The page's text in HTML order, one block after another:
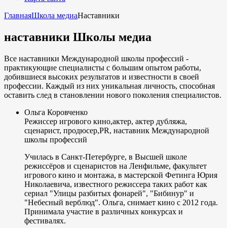
ГлавнаяШкола медиаНаставники
наставники Школы медиа
Все наставники Международной школы профессий -
практикующие специалисты с большим опытом работы,
добившиеся высоких результатов и известности в своей
профессии. Каждый из них уникальная личность, способная
оставить след в становлении нового поколения специалистов.
Ольга Коровченко
Режиссер игрового кино,актер, актер дубляжа,
сценарист, продюсер,PR, наставник Международной
школы профессий
Училась в Санкт-Петербурге, в Высшей школе
режиссёров и сценаристов на Ленфильме, факультет
игрового кино и монтажа, в мастерской Фетинга Юрия
Николаевича, известного режиссера таких работ как
сериал "Улицы разбитых фонарей", "Бибинур" и
"Небесный верблюд". Ольга, снимает кино с 2012 года.
Принимала участие в различных конкурсах и
фестивалях.